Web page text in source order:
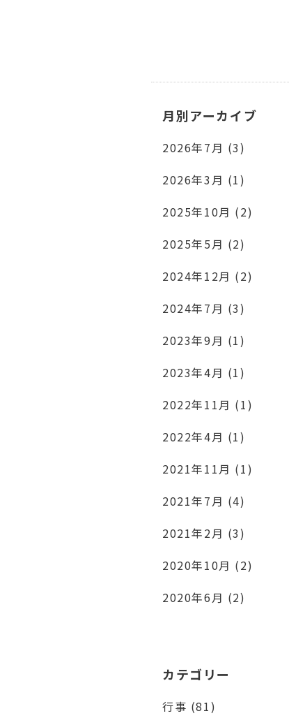
月別アーカイブ
2026年7月 (3)
2026年3月 (1)
2025年10月 (2)
2025年5月 (2)
2024年12月 (2)
2024年7月 (3)
2023年9月 (1)
2023年4月 (1)
2022年11月 (1)
2022年4月 (1)
2021年11月 (1)
2021年7月 (4)
2021年2月 (3)
2020年10月 (2)
2020年6月 (2)
カテゴリー
行事 (81)